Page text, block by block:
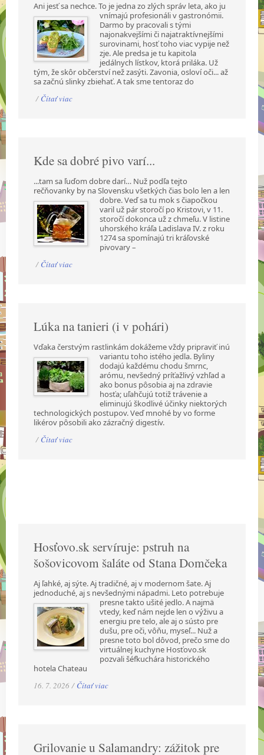
Ani jesť sa nechce. To je jedna zo zlých správ leta, ako ju
vnímajú profesionáli v gastronómii.
Darmo by pracovali s tými
najonakvejšími či najatraktívnejšími
surovinami, hosť toho viac vypije než
zje. Ale predsa je tu kapitola
jedálnych lístkov, ktorá priláka. Už
tým, že skôr občerství než zasýti. Zavonia, osloví oči... až
sa začnú slinky zbiehať. A tak sme tentoraz do
/ Čítať viac
Kde sa dobré pivo varí...
...tam sa ľuďom dobre darí… Nuž podľa tejto
rečňovanky by na Slovensku všetkých čias bolo len a len
dobre. Veď sa tu mok s čiapočkou
varil už pár storočí po Kristovi, v 11.
storočí dokonca už z chmeľu. V listine
uhorského kráľa Ladislava IV. z roku
1274 sa spomínajú tri kráľovské
pivovary –
/ Čítať viac
Lúka na tanieri (i v pohári)
Vďaka čerstvým rastlinkám dokážeme vždy pripraviť inú
variantu toho istého jedla. Byliny
dodajú každému chodu šmrnc,
arómu, nevšedný príťažlivý vzhľad a
ako bonus pôsobia aj na zdravie
hosťa; uľahčujú totiž trávenie a
eliminujú škodlivé účinky niektorých
technologických postupov. Veď mnohé by vo forme
likérov pôsobili ako zázračný digestív.
/ Čítať viac
Hosťovo.sk servíruje: pstruh na
šošovicovom šaláte od Stana Domčeka
Aj ľahké, aj sýte. Aj tradičné, aj v modernom šate. Aj
jednoduché, aj s nevšednými nápadmi. Leto potrebuje
presne takto ušité jedlo. A najmä
vtedy, keď nám nejde len o výživu a
energiu pre telo, ale aj o sústo pre
dušu, pre oči, vôňu, myseľ... Nuž a
presne toto bol dôvod, prečo sme do
virtuálnej kuchyne Hosťovo.sk
pozvali šéfkuchára historického
hotela Chateau
16. 7. 2026 / Čítať viac
Grilovanie u Salamandry: zážitok pre